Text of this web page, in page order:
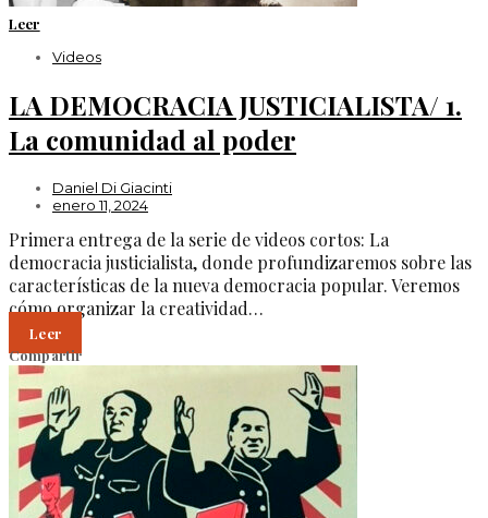
Leer
Videos
LA DEMOCRACIA JUSTICIALISTA/ 1.
La comunidad al poder
Daniel Di Giacinti
enero 11, 2024
Primera entrega de la serie de videos cortos: La
democracia justicialista, donde profundizaremos sobre las
características de la nueva democracia popular. Veremos
cómo organizar la creatividad…
Leer
Compartir